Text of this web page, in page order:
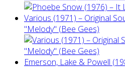
Various (1971) – Original
"Melody" (Bee Gees)
Emerson, Lake & Powell